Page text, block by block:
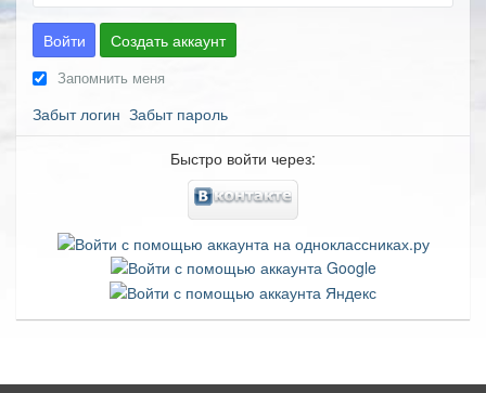
Войти Создать аккаунт
Запомнить меня
Забыт логин Забыт пароль
Быстро войти через: